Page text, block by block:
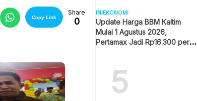
Copy Link
Share
0
INIEKONOMI
Update Harga BBM Kaltim
Mulai 1 Agustus 2026,
Pertamax Jadi Rp16.300 per
5